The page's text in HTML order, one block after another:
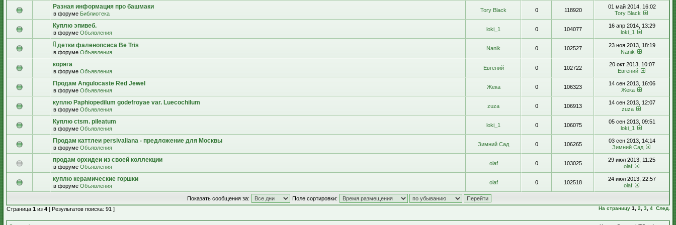
Разная информация про башмаки
в форуме Библиотека
Tory Black 0 118920
01 май 2014, 16:02
Tory Black
Куплю эпивеб.
в форуме Объявления
loki_1 0 104077
16 апр 2014, 13:29
loki_1
детки фаленопсиса Be Tris
в форуме Объявления
Nanik 0 102527
23 ноя 2013, 18:19
Nanik
коряга
в форуме Объявления
Евгений 0 102722
20 окт 2013, 10:07
Евгений
Продам Angulocaste Red Jewel
в форуме Объявления
Жека 0 106323
14 сен 2013, 16:06
Жека
куплю Paphiopedilum godefroyae var. Luecochilum
в форуме Объявления
zuza 0 106913
14 сен 2013, 12:07
zuza
Куплю ctsm. pileatum
в форуме Объявления
loki_1 0 106075
05 сен 2013, 09:51
loki_1
Продам каттлеи persivaliana - предложение для Москвы
в форуме Объявления
Зимний Сад 0 106265
03 сен 2013, 14:14
Зимний Сад
продам орхидеи из своей коллекции
в форуме Объявления
olaf 0 103025
29 июл 2013, 11:25
olaf
куплю керамические горшки
в форуме Объявления
olaf 0 102518
24 июл 2013, 22:57
olaf
Показать сообщения за:
Поле сортировки:
Страница 1 из 4 [ Результатов поиска: 91 ] На страницу 1 2 3 4 След.